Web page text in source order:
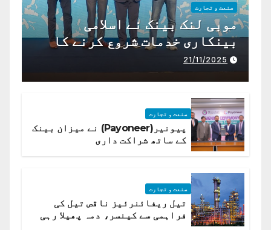
صنعت و تجارت
موبی لنک بینک نے اسلامی
بینکاری خدمات شروع کرنے کا
اعلان کیا ہے،
21/11/2025
صنعت و تجارت
پیونیر(Payoneer) نے میزان بینک
کے ساتھ شراکت داری
صنعت و تجارت
تیل ریفائنرئیز ناقص تیل کی
فراہمی سے کینسر، دمہ پھیلا رہی